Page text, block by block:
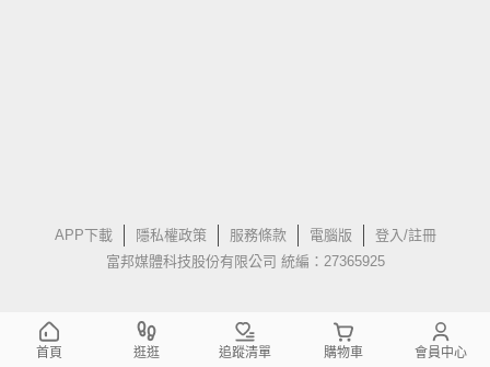
APP下載 隱私權政策 服務條款 電腦版
登入/註冊
富邦媒體科技股份有限公司 統編：27365925
首頁 逛逛 追蹤清單 購物車 會員中心